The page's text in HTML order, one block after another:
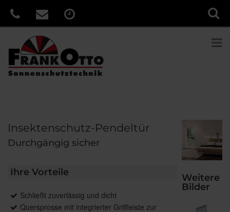
Insektenschutz-Pendeltür
Durchgängig sicher
Ihre Vorteile
Schließt zuverlässig und dicht
Quersprosse mit integrierter Griffleiste zur
Weitere
Bilder